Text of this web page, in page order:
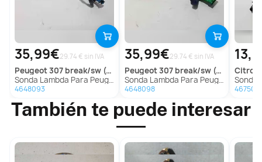
35,99€29.74 € sin IVA
peugeot307 break/sw (s2)
Sonda Lambda Para Peugeot 307 Break/Sw
4648093
35,99€29.74 € sin IVA
peugeot307 break/sw (s2)
Sonda Lambda Para Peugeot 307 Break/Sw
4648098
Sonda
También te puede interesar